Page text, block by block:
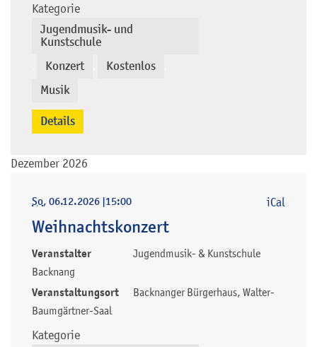
Kategorie
Jugendmusik- und
Kunstschule
Konzert Kostenlos
Musik
Details
Dezember 2026
So, 06.12.2026 |15:00
Weihnachtskonzert
Veranstalter
Jugendmusik- & Kunstschule
Backnang
Veranstaltungsort
Backnanger Bürgerhaus, Walter-
Baumgärtner-Saal
Kategorie
iCal